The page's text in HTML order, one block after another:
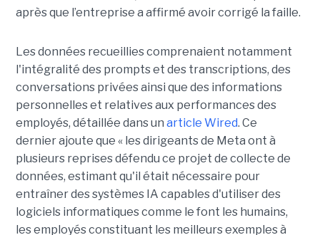
après que l’entreprise a affirmé avoir corrigé la faille.
Les données recueillies comprenaient notamment
l'intégralité des prompts et des transcriptions, des
conversations privées ainsi que des informations
personnelles et relatives aux performances des
employés, détaillée dans un article Wired. Ce
dernier ajoute que « les dirigeants de Meta ont à
plusieurs reprises défendu ce projet de collecte de
données, estimant qu'il était nécessaire pour
entraîner des systèmes IA capables d'utiliser des
logiciels informatiques comme le font les humains,
les employés constituant les meilleurs exemples à